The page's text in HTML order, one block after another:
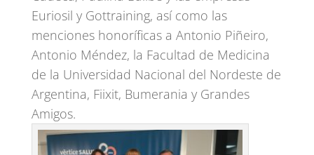
Euriosil y Gottraining, así como las
menciones honoríficas a Antonio Piñeiro,
Antonio Méndez, la Facultad de Medicina
de la Universidad Nacional del Nordeste de
Argentina, Fiixit, Bumerania y Grandes
Amigos.